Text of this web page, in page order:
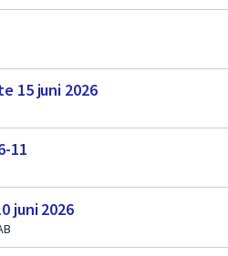
15 juni 2026
11
juni 2026